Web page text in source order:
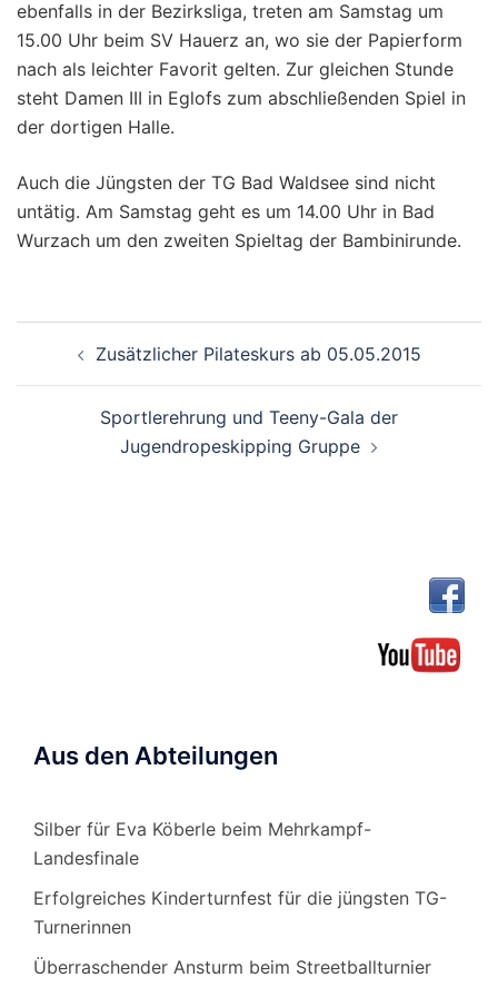
ebenfalls in der Bezirksliga, treten am Samstag um
15.00 Uhr beim SV Hauerz an, wo sie der Papierform
nach als leichter Favorit gelten. Zur gleichen Stunde
steht Damen III in Eglofs zum abschließenden Spiel in
der dortigen Halle.
Auch die Jüngsten der TG Bad Waldsee sind nicht
untätig. Am Samstag geht es um 14.00 Uhr in Bad
Wurzach um den zweiten Spieltag der Bambinirunde.
Zusätzlicher Pilateskurs ab 05.05.2015
Sportlerehrung und Teeny-Gala der
Jugendropeskipping Gruppe
Aus den Abteilungen
Silber für Eva Köberle beim Mehrkampf-
Landesfinale
Erfolgreiches Kinderturnfest für die jüngsten TG-
Turnerinnen
Überraschender Ansturm beim Streetballturnier